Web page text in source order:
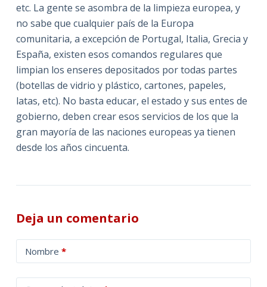
etc. La gente se asombra de la limpieza europea, y
no sabe que cualquier país de la Europa
comunitaria, a excepción de Portugal, Italia, Grecia y
España, existen esos comandos regulares que
limpian los enseres depositados por todas partes
(botellas de vidrio y plástico, cartones, papeles,
latas, etc). No basta educar, el estado y sus entes de
gobierno, deben crear esos servicios de los que la
gran mayoría de las naciones europeas ya tienen
desde los años cincuenta.
Deja un comentario
Nombre *
l
t